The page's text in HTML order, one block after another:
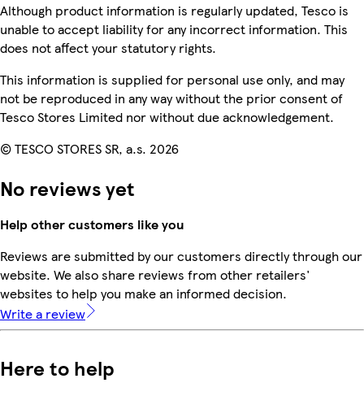
Although product information is regularly updated, Tesco is
unable to accept liability for any incorrect information. This
does not affect your statutory rights.
This information is supplied for personal use only, and may
not be reproduced in any way without the prior consent of
Tesco Stores Limited nor without due acknowledgement.
© TESCO STORES SR, a.s. 2026
No reviews yet
Help other customers like you
Reviews are submitted by our customers directly through our
website. We also share reviews from other retailers'
websites to help you make an informed decision.
Write a review
Here to help